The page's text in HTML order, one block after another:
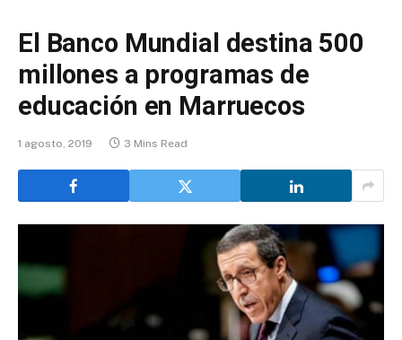
El Banco Mundial destina 500
millones a programas de
educación en Marruecos
1 agosto, 2019 3 Mins Read